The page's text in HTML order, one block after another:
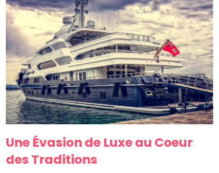
Une Évasion de Luxe au Coeur
des Traditions